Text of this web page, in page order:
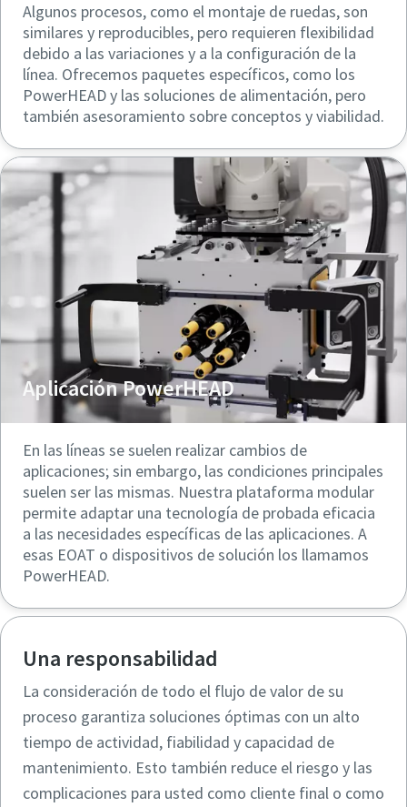
Algunos procesos, como el montaje de ruedas, son
similares y reproducibles, pero requieren flexibilidad
debido a las variaciones y a la configuración de la
línea. Ofrecemos paquetes específicos, como los
PowerHEAD y las soluciones de alimentación, pero
también asesoramiento sobre conceptos y viabilidad.
Aplicación PowerHEAD
En las líneas se suelen realizar cambios de
aplicaciones; sin embargo, las condiciones principales
suelen ser las mismas. Nuestra plataforma modular
permite adaptar una tecnología de probada eficacia
a las necesidades específicas de las aplicaciones. A
esas EOAT o dispositivos de solución los llamamos
PowerHEAD.
Una responsabilidad
La consideración de todo el flujo de valor de su
proceso garantiza soluciones óptimas con un alto
tiempo de actividad, fiabilidad y capacidad de
mantenimiento. Esto también reduce el riesgo y las
complicaciones para usted como cliente final o como